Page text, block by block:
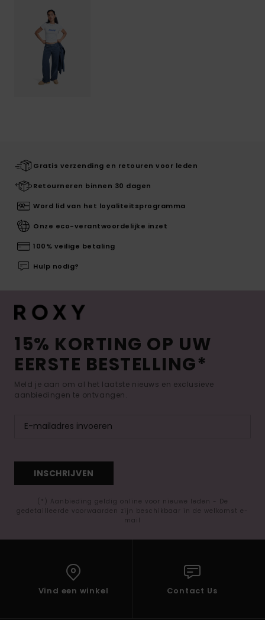
Gratis verzending en retouren voor leden
Retourneren binnen 30 dagen
Word lid van het loyaliteitsprogramma
Onze eco-verantwoordelijke inzet
100% veilige betaling
Hulp nodig?
15% KORTING OP UW
EERSTE BESTELLING*
Meld je aan om al het laatste nieuws en exclusieve
aanbiedingen te ontvangen.
INSCHRIJVEN
(*) Aanbieding geldig online voor nieuwe leden - De
gedetailleerde voorwaarden zijn beschikbaar in de welkomst e-
mail
Vind een winkel Contact Us